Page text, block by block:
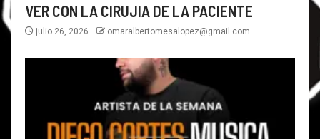
VER CON LA CIRUJIA DE LA PACIENTE
julio 26, 2026 omaralbertomesalopez@gmail.com